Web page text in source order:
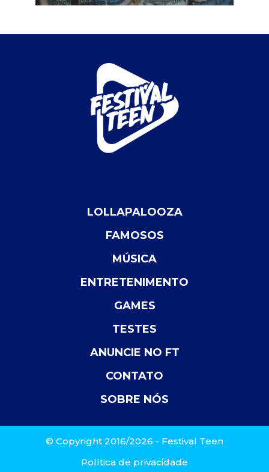
LOLLAPALOOZA
FAMOSOS
MÚSICA
ENTRETENIMENTO
GAMES
TESTES
ANUNCIE NO FT
CONTATO
SOBRE NÓS
© Copyright 2016/2026 - Festival Teen
Política de privacidade